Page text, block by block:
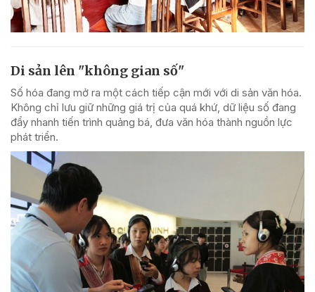
Di sản lên "không gian số"
Số hóa đang mở ra một cách tiếp cận mới với di sản văn hóa.
Không chỉ lưu giữ những giá trị của quá khứ, dữ liệu số đang
đẩy nhanh tiến trình quảng bá, đưa văn hóa thành nguồn lực
phát triển.